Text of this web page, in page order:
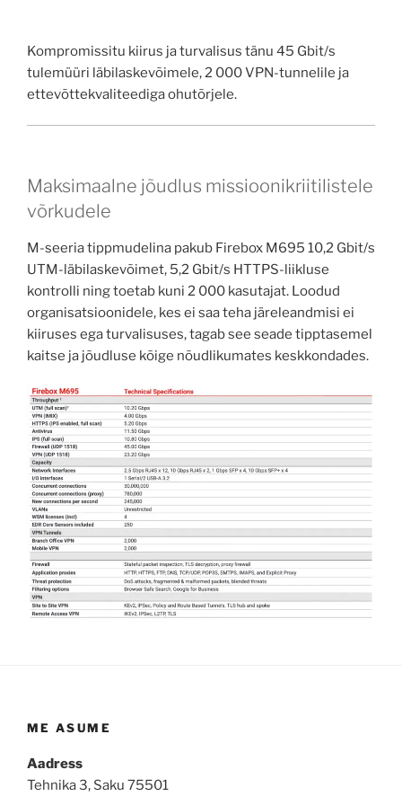
Kompromissitu kiirus ja turvalisus tänu 45 Gbit/s
tulemüüri läbilaskevõimele, 2 000 VPN-tunnelile ja
ettevõttekvaliteediga ohutõrjele.
Maksimaalne jõudlus missioonikriitilistele
võrkudele
M-seeria tippmudelina pakub Firebox M695 10,2 Gbit/s
UTM-läbilaskevõimet, 5,2 Gbit/s HTTPS-liikluse
kontrolli ning toetab kuni 2 000 kasutajat. Loodud
organisatsioonidele, kes ei saa teha järeleandmisi ei
kiiruses ega turvalisuses, tagab see seade tipptasemel
kaitse ja jõudluse kõige nõudlikumates keskkondades.
ME ASUME
Aadress
Tehnika 3, Saku 75501